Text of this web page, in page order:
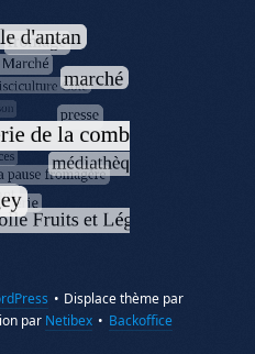
• Displace thème par
par Netibex • Backoffice